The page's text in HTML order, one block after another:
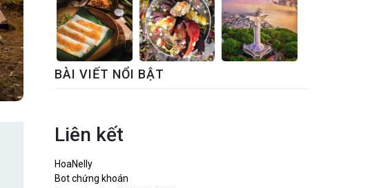
BÀI VIẾT NỔI BẬT
Liên kết
HoaNelly
Bot chứng khoán